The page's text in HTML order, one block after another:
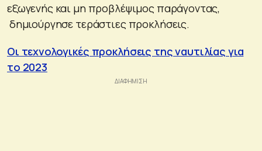
εξωγενής και μη προβλέψιμος παράγοντας,
δημιούργησε τεράστιες προκλήσεις.
Οι τεχνολογικές προκλήσεις της ναυτιλίας για
το 2023